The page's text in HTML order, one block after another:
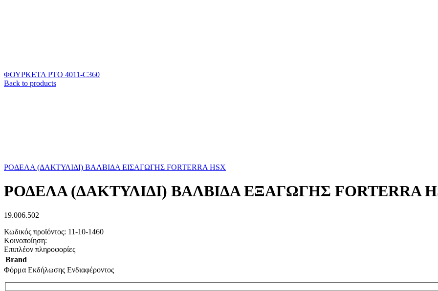
ΦΟΥΡΚΕΤΑ ΡΤΟ 4011-C360
Back to products
ΡΟΔΕΛΑ (ΔΑΚΤΥΛΙΔΙ) ΒΑΛΒΙΔΑ ΕΙΣΑΓΩΓΗΣ FORTERRA HSX
ΡΟΔΕΛΑ (ΔΑΚΤΥΛΙΔΙ) ΒΑΛΒΙΔΑ ΕΞΑΓΩΓΗΣ FORTERRA
19.006.502
Κωδικός προϊόντος: 11-10-1460
Κοινοποίηση:
Επιπλέον πληροφορίες
Brand
Φόρμα Εκδήλωσης Ενδιαφέροντος